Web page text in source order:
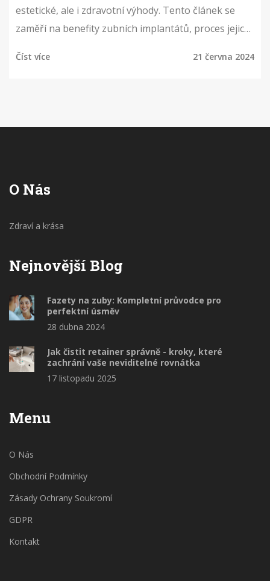
estetické, ale i zdravotní výhody. Tento článek se
zaměří na benefity zubních implantátů, proces jejich
Číst více 21 června 2024
O Nás
Zdraví a krása
Nejnovější Blog
Fazety na zuby: Kompletní průvodce pro
perfektní úsměv
28 dubna 2024
Jak čistit retainer správně - kroky, které
zachrání vaše neviditelné rovnátka
17 listopadu 2025
Menu
O Nás
Obchodní Podmínky
Zásady Ochrany Soukromí
GDPR
Kontakt